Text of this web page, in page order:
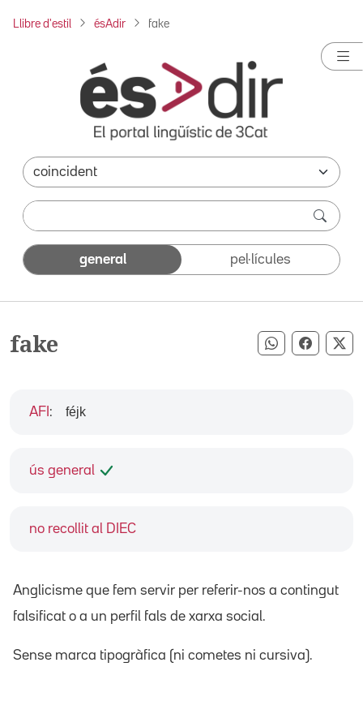
Llibre d'estil ésAdir fake
general pel·lícules
fake Compartir
ús general
no recollit al DIEC
AFI : féjk
Anglicisme que fem servir per referir-nos a contingut
falsificat o a un perfil fals de xarxa social.
Sense marca tipogràfica (ni cometes ni cursiva).